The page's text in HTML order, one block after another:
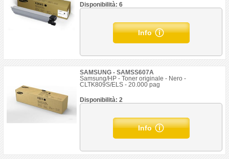
Disponibilità: 6
Info
SAMSUNG - SAMSS607A
Samsung/HP - Toner originale - Nero -
CLTK809S/ELS - 20.000 pag
Disponibilità: 2
Info